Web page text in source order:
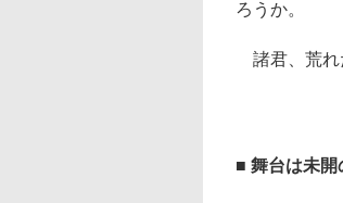
ろうか。
諸君、荒れ
■ 舞台は未開